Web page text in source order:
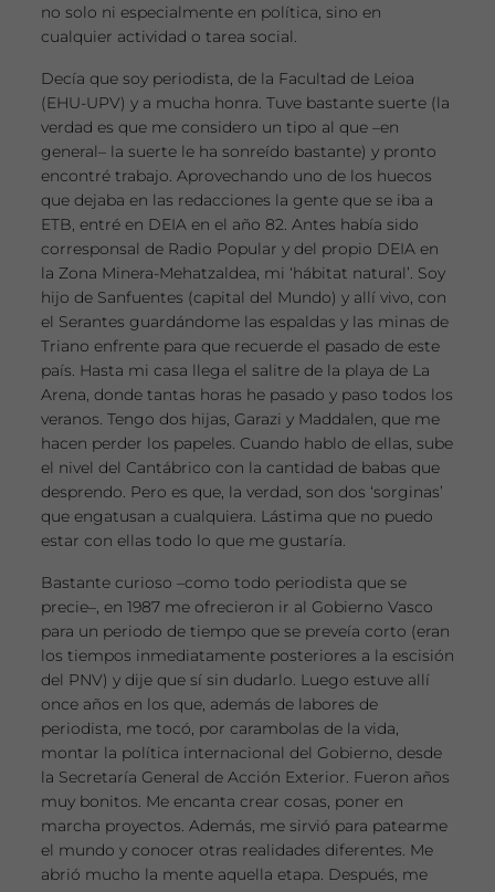
no solo ni especialmente en política, sino en
cualquier actividad o tarea social.
Decía que soy periodista, de la Facultad de Leioa
(EHU-UPV) y a mucha honra. Tuve bastante suerte (la
verdad es que me considero un tipo al que –en
general– la suerte le ha sonreído bastante) y pronto
encontré trabajo. Aprovechando uno de los huecos
que dejaba en las redacciones la gente que se iba a
ETB, entré en DEIA en el año 82. Antes había sido
corresponsal de Radio Popular y del propio DEIA en
la Zona Minera-Mehatzaldea, mi ‘hábitat natural’. Soy
hijo de Sanfuentes (capital del Mundo) y allí vivo, con
el Serantes guardándome las espaldas y las minas de
Triano enfrente para que recuerde el pasado de este
país. Hasta mi casa llega el salitre de la playa de La
Arena, donde tantas horas he pasado y paso todos los
veranos. Tengo dos hijas, Garazi y Maddalen, que me
hacen perder los papeles. Cuando hablo de ellas, sube
el nivel del Cantábrico con la cantidad de babas que
desprendo. Pero es que, la verdad, son dos ‘sorginas’
que engatusan a cualquiera. Lástima que no puedo
estar con ellas todo lo que me gustaría.
Bastante curioso –como todo periodista que se
precie–, en 1987 me ofrecieron ir al Gobierno Vasco
para un periodo de tiempo que se preveía corto (eran
los tiempos inmediatamente posteriores a la escisión
del PNV) y dije que sí sin dudarlo. Luego estuve allí
once años en los que, además de labores de
periodista, me tocó, por carambolas de la vida,
montar la política internacional del Gobierno, desde
la Secretaría General de Acción Exterior. Fueron años
muy bonitos. Me encanta crear cosas, poner en
marcha proyectos. Además, me sirvió para patearme
el mundo y conocer otras realidades diferentes. Me
abrió mucho la mente aquella etapa. Después, me